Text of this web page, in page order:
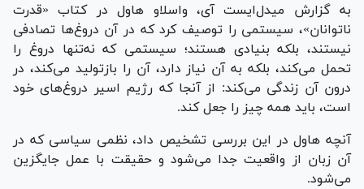
به گزارش میدل‌ایست آی، واسلاو هاول در کتاب «قدرت
ناتوانان»، سیستمی را توصیف کرد که در آن دروغ‌ها تصادفی
نیستند، بلکه بنیادی هستند؛ سیستمی که نه‌تنها دروغ را
تحمل می‌کند، بلکه به آن نیاز دارد، آن را بازتولید می‌کند، در
درون آن زندگی می‌کند: از آنجا که رژیم اسیر دروغ‌های خود
است، باید همه چیز را جعل کند.
آنچه هاول در این بررسی تشخیص داد، نظمی سیاسی که در
آن زبان از واقعیت جدا می‌شود و حقیقت با عمل جایگزین
می‌شود.